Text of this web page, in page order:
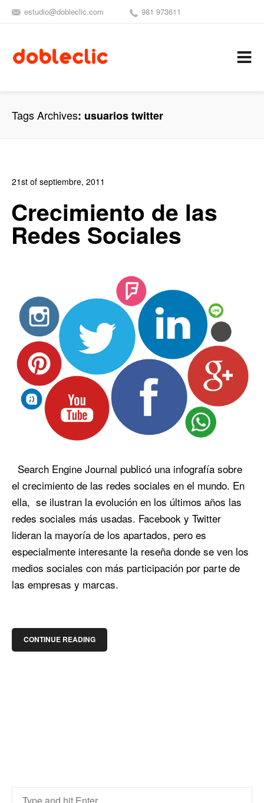
estudio@dobleclic.com 981 973611
Tags Archives usuarios twitter
21st of septiembre, 2011
Publicidad
0
0
Crecimiento de las
Redes Sociales
Search Engine Journal publicó una infografía sobre
el crecimiento de las redes sociales en el mundo. En
ella, se ilustran la evolución en los últimos años las
redes sociales más usadas. Facebook y Twitter
lideran la mayoría de los apartados, pero es
especialmente interesante la reseña donde se ven los
medios sociales con más participación por parte de
las empresas y marcas.
CONTINUE READING